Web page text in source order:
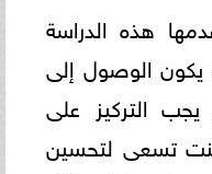
هذه الدراسة
الوصول إلى
يجب التركيز على
تسعى لتحسين